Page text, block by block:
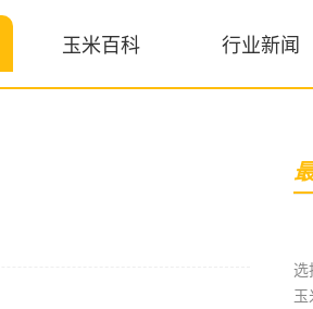
玉米百科 行业新闻
选